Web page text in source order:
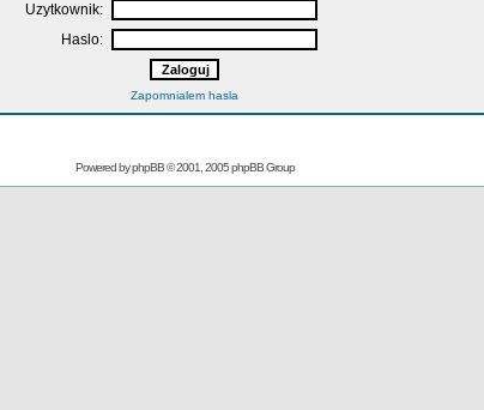
Uzytkownik:
Haslo:
Zapomnialem hasla
Powered byphpBB© 2001, 2005 phpBB Group